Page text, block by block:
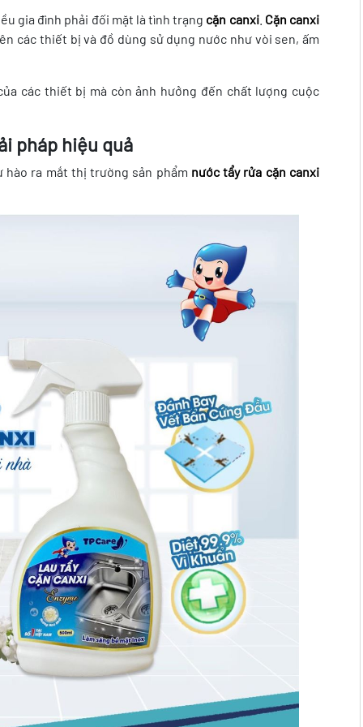
gia đình phải đối mặt là tình trạng cặn canxi. Cặn canxi
các thiết bị và đồ dùng sử dụng nước như vòi sen, ấm
các thiết bị mà còn ảnh hưởng đến chất lượng cuộc
pháp hiệu quả
ra mắt thị trường sản phẩm nước tẩy rửa cặn canxi